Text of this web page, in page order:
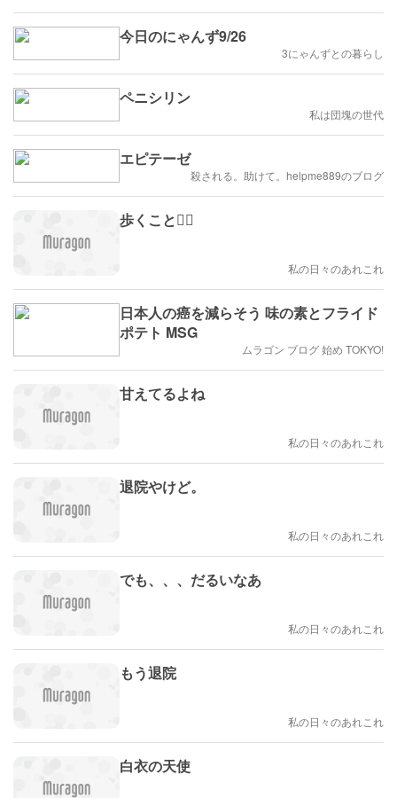
今日のにゃんず9/26
3にゃんずとの暮らし
ペニシリン
私は団塊の世代
エピテーゼ
殺される。助けて。helpme889のブログ
歩くこと🚶‍♀️
私の日々のあれこれ
日本人の癌を減らそう 味の素とフライド
ポテト MSG
ムラゴン ブログ 始め TOKYO!
甘えてるよね
私の日々のあれこれ
退院やけど。
私の日々のあれこれ
でも、、、だるいなあ
私の日々のあれこれ
もう退院
私の日々のあれこれ
白衣の天使